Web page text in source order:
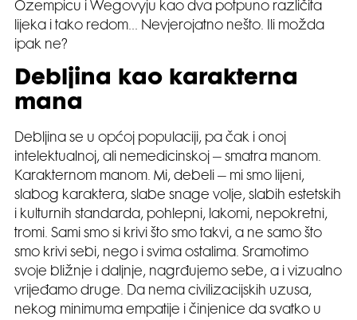
Ozempicu i Wegovyju kao dva potpuno različita
lijeka i tako redom… Nevjerojatno nešto. Ili možda
ipak ne?
Debljina kao karakterna
mana
Debljina se u općoj populaciji, pa čak i onoj
intelektualnoj, ali nemedicinskoj – smatra manom.
Karakternom manom. Mi, debeli – mi smo lijeni,
slabog karaktera, slabe snage volje, slabih estetskih
i kulturnih standarda, pohlepni, lakomi, nepokretni,
tromi. Sami smo si krivi što smo takvi, a ne samo što
smo krivi sebi, nego i svima ostalima. Sramotimo
svoje bližnje i daljnje, nagrđujemo sebe, a i vizualno
vrijeđamo druge. Da nema civilizacijskih uzusa,
nekog minimuma empatije i činjenice da svatko u